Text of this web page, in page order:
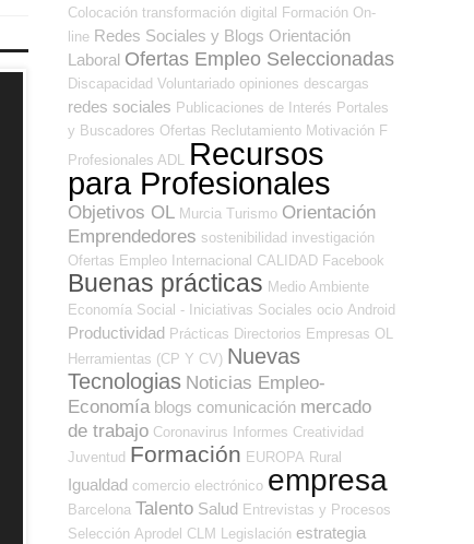
Colocación transformación digital
Formación On-
line Redes Sociales y Blogs Orientación
Laboral Ofertas Empleo Seleccionadas
Discapacidad Voluntariado opiniones descargas
redes sociales Publicaciones de Interés Portales
y Buscadores Ofertas Reclutamiento Motivación F
Profesionales ADL
Recursos
para Profesionales
Objetivos OL Murcia Turismo Orientación
Emprendedores sostenibilidad investigación
Ofertas Empleo Internacional CALIDAD Facebook
Buenas prácticas Medio Ambiente
Economía Social - Iniciativas Sociales ocio Android
Productividad Prácticas Directorios Empresas OL
Herramientas (CP Y CV) Nuevas
Tecnologias Noticias Empleo-
Economía blogs comunicación mercado
de trabajo Coronavirus Informes Creatividad
Juventud Formación EUROPA Rural
Igualdad comercio electrónico empresa
Barcelona Talento Salud Entrevistas y Procesos
Selección Aprodel CLM Legislación estrategia